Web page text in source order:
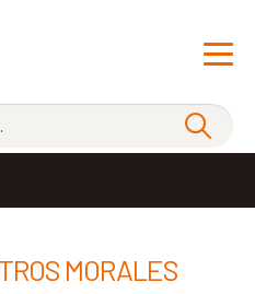
MORALES